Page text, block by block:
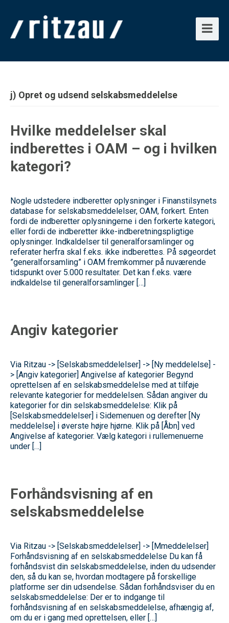
j) Opret og udsend selskabsmeddelelse
Hvilke meddelelser skal
indberettes i OAM – og i hvilken
kategori?
Nogle udstedere indberetter oplysninger i Finanstilsynets
database for selskabsmeddelelser, OAM, forkert. Enten
fordi de indberetter oplysningerne i den forkerte kategori,
eller fordi de indberetter ikke-indberetningspligtige
oplysninger. Indkaldelser til generalforsamlinger og
referater herfra skal f.eks. ikke indberettes. På søgeordet
”generalforsamling” i OAM fremkommer på nuværende
tidspunkt over 5.000 resultater. Det kan f.eks. være
indkaldelse til generalforsamlinger […]
Angiv kategorier
Via Ritzau -> [Selskabsmeddelelser] -> [Ny meddelelse] -
> [Angiv kategorier] Angivelse af kategorier Begynd
oprettelsen af en selskabsmeddelelse med at tilføje
relevante kategorier for meddelelsen. Sådan angiver du
kategorier for din selskabsmeddelelse: Klik på
[Selskabsmeddelelser] i Sidemenuen og derefter [Ny
meddelelse] i øverste højre hjørne. Klik på [Åbn] ved
Angivelse af kategorier. Vælg kategori i rullemenuerne
under […]
Forhåndsvisning af en
selskabsmeddelelse
Via Ritzau -> [Selskabsmeddelelser] -> [Mmeddelelser]
Forhåndsvisning af en selskabsmeddelelse Du kan få
forhåndsvist din selskabsmeddelelse, inden du udsender
den, så du kan se, hvordan modtagere på forskellige
platforme ser din udsendelse. Sådan forhåndsviser du en
selskabsmeddelelse: Der er to indgange til
forhåndsvisning af en selskabsmeddelelse, afhængig af,
om du er i gang med oprettelsen, eller […]